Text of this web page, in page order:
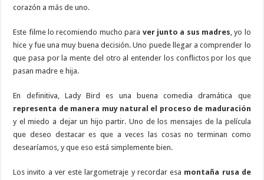
corazón a más de uno.
Este filme lo recomiendo mucho para ver junto a sus madres, yo lo
hice y fue una muy buena decisión. Uno puede llegar a comprender lo
que pasa por la mente del otro al entender los conflictos por los que
pasan madre e hija.
En definitiva, Lady Bird es una buena comedia dramática que
representa de manera muy natural el proceso de maduración
y el miedo a dejar un hijo partir. Uno de los mensajes de la película
que deseo destacar es que a veces las cosas no terminan como
desearíamos, y que eso está simplemente bien.
Los invito a ver este largometraje y recordar esa montaña rusa de